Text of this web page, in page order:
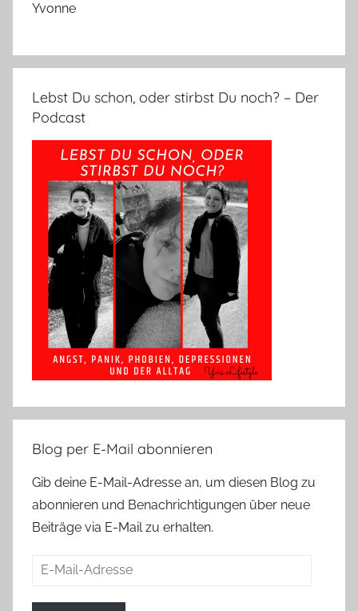
Yvonne
Lebst Du schon, oder stirbst Du noch? – Der
Podcast
Blog per E-Mail abonnieren
Gib deine E-Mail-Adresse an, um diesen Blog zu
abonnieren und Benachrichtigungen über neue
Beiträge via E-Mail zu erhalten.
E-